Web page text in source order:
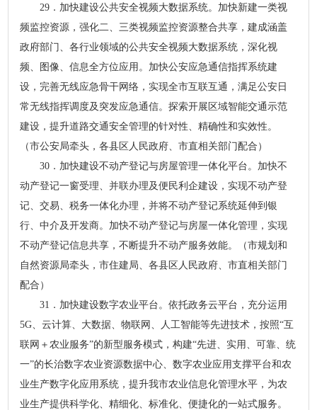
29．加快建设公共安全视频大数据系统。加快新建一类视
频监控资源，强化二、三类视频监控资源整合共享，建成涵盖
政府部门、各行业领域的公共安全视频大数据系统，深化视
频、图像、信息全方位应用。加快公安应急通信指挥系统建
设，完善无线应急骨干网络，实现全市互联互通，满足公安日
常无线指挥调度及突发应急通信。探索开展区域智能交通示范
建设，提升道路交通安全管理的针对性、精确性和实效性。
（市公安局牵头，各县区人民政府、市直相关部门配合）
30．加快建设不动产登记与房屋管理一体化平台。加快不
动产登记一窗受理、并联办理及便民利企建设，实现不动产登
记、交易、税务一体化办理，并将不动产登记系统延伸到银
行、中介及开发商。加快不动产登记与房屋一体化管理，实现
不动产登记信息共享，不断提升不动产服务效能。（市规划和
自然资源局牵头，市住建局、各县区人民政府、市直相关部门
配合）
31．加快建设数字农业平台。依托政务云平台，充分运用
5G、云计算、大数据、物联网、人工智能等先进技术，按照“互
联网＋农业服务”的新型服务模式，构建“先进、实用、可靠、统
一”的长治数字农业资源数据中心、数字农业应用支撑平台和农
业生产数字化应用系统，提升我市农业信息化管理水平，为农
业生产提供科学化、精细化、标准化、便捷化的一站式服务。